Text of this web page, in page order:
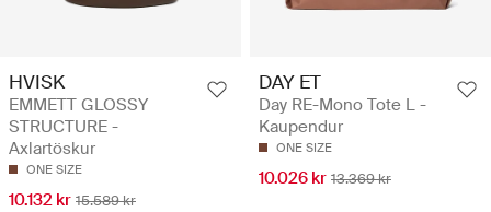
HVISK
EMMETT GLOSSY
STRUCTURE -
Axlartöskur
ONE SIZE
10.132 kr 15.589 kr
DAY ET
Day RE-Mono Tote L -
Kaupendur
ONE SIZE
10.026 kr 13.369 kr